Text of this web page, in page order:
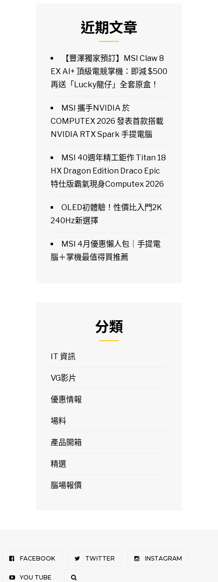
近期文章
【豐澤獨家預訂】MSI Claw 8
EX AI+ 頂級電競掌機：即減 $500
再送「Lucky龍仔」全套原盒！
MSI 攜手NVIDIA 於
COMPUTEX 2026 發表首款搭載
NVIDIA RTX Spark 手提電腦
MSI 40週年精工鉅作 Titan 18
HX Dragon Edition Draco Epic
特仕版霸氣現身Computex 2026
OLED初體驗！性價比入門2K
240Hz新選擇
MSI 4月優惠懶人包｜手提電
腦＋掌機最值得買推薦
分類
IT 資訊
VG影片
優惠情報
場料
產品開箱
精選
腦場報價
FACEBOOK TWITTER INSTAGRAM
YOU TUBE